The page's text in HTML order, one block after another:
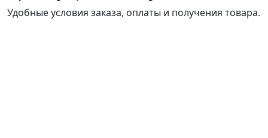
Удобные условия заказа, оплаты и получения товара.